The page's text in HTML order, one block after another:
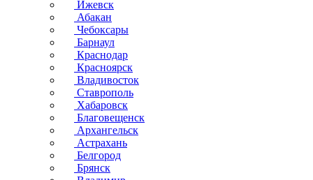
Ижевск
Абакан
Чебоксары
Барнаул
Краснодар
Красноярск
Владивосток
Ставрополь
Хабаровск
Благовещенск
Архангельск
Астрахань
Белгород
Брянск